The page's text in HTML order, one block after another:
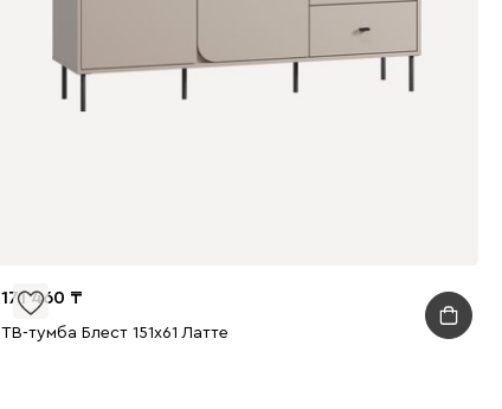
171 460
ТВ-тумба Блест 151x61 Латте